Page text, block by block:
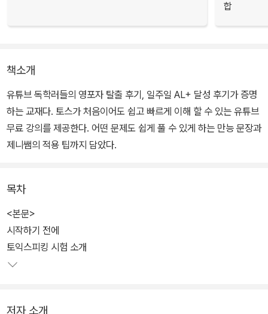
합
책소개
유튜브 독학러들의 영포자 탈출 후기, 일주일 AL+ 달성 후기가 증명
하는 교재다. 토스가 처음이어도 쉽고 빠르게 이해 할 수 있는 유튜브
무료 강의를 제공한다. 어떤 문제도 쉽게 풀 수 있게 하는 만능 문장과
제니쌤의 적용 팁까지 담았다.
목차
<본문>
시작하기 전에
토익스피킹 시험 소개
저자 소개